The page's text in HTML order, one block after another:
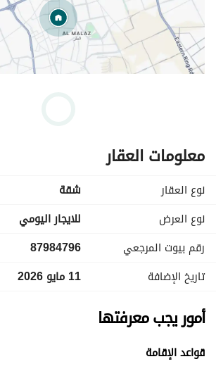
معلومات العقار
نوع العقار
شقة
نوع العرض
للايجار اليومي
رقم بيوت المرجعي
87984796
تاريخ الإضافة
11 مايو 2026
أمور يجب معرفتها
قواعد الإقامة